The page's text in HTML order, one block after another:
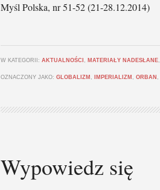
Myśl Polska, nr 51-52 (21-28.12.2014)
W KATEGORII: AKTUALNOŚCI , MATERIAŁY NADESŁANE,
OZNACZONY JAKO: GLOBALIZM , IMPERIALIZM , ORBAN ,
Wypowiedz się